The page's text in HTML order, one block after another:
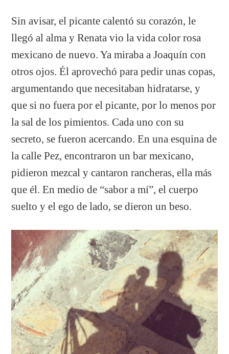
Sin avisar, el picante calentó su corazón, le
llegó al alma y Renata vio la vida color rosa
mexicano de nuevo. Ya miraba a Joaquín con
otros ojos. Él aprovechó para pedir unas copas,
argumentando que necesitaban hidratarse, y
que si no fuera por el picante, por lo menos por
la sal de los pimientos. Cada uno con su
secreto, se fueron acercando. En una esquina de
la calle Pez, encontraron un bar mexicano,
pidieron mezcal y cantaron rancheras, ella más
que él. En medio de “sabor a mí”, el cuerpo
suelto y el ego de lado, se dieron un beso.